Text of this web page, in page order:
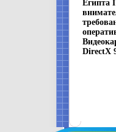
Египта
DirectX